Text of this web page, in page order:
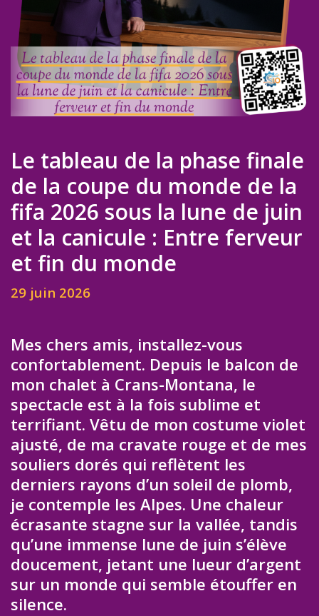
Le tableau de la phase finale
de la coupe du monde de la
fifa 2026 sous la lune de juin
et la canicule : Entre ferveur
et fin du monde
29 juin 2026
Mes chers amis, installez-vous
confortablement. Depuis le balcon de
mon chalet à Crans-Montana, le
spectacle est à la fois sublime et
terrifiant. Vêtu de mon costume violet
ajusté, de ma cravate rouge et de mes
souliers dorés qui reflètent les
derniers rayons d’un soleil de plomb,
je contemple les Alpes. Une chaleur
écrasante stagne sur la vallée, tandis
qu’une immense lune de juin s’élève
doucement, jetant une lueur d’argent
sur un monde qui semble étouffer en
silence.